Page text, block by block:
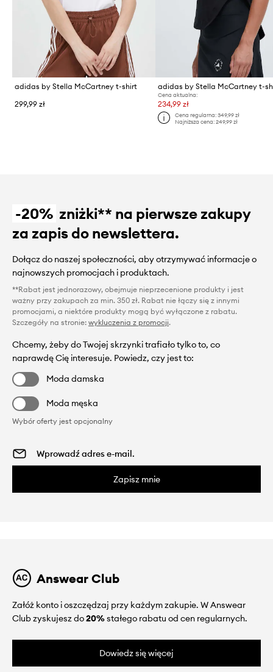
adidas by Stella McCartney t-shirt
299,99 zł
adidas by Stella McCartney t-
Cena aktualna:
234,99 zł
Cena regularna: 349,99 zł
Najniższa cena: 249,99 zł
-20% zniżki** na pierwsze zakupy
za zapis do newslettera.
Dołącz do naszej społeczności, aby otrzymywać informacje o
najnowszych promocjach i produktach.
**Rabat jest jednorazowy, obejmuje nieprzecenione produkty i jest
ważny przy zakupach za min. 350 zł. Rabat nie łączy się z innymi
promocjami, a niektóre produkty mogą być wyłączone z rabatu.
Szczegóły na stronie: wykluczenia z promocji.
Chcemy, żeby do Twojej skrzynki trafiało tylko to, co
naprawdę Cię interesuje. Powiedz, czy jest to:
Moda damska
Moda męska
Wybór oferty jest opcjonalny
Zapisz mnie
Answear Club
Załóż konto i oszczędzaj przy każdym zakupie. W Answear
Club zyskujesz do20%stałego rabatu od cen regularnych.
Dowiedz się więcej